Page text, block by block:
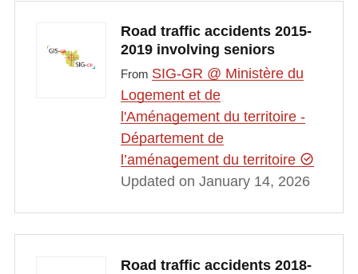
Road traffic accidents 2015-
2019 involving seniors
From SIG-GR @ Ministère du
Logement et de
l'Aménagement du territoire -
Département de
l’aménagement du territoire
Updated on January 14, 2026
Road traffic accidents 2018-